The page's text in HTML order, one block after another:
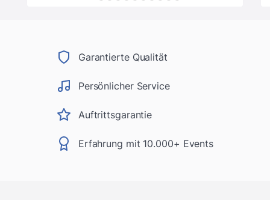
Garantierte Qualität
Persönlicher Service
Auftrittsgarantie
Erfahrung mit 10.000+ Events